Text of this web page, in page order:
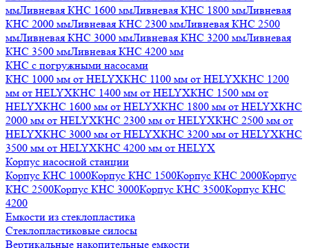
ммЛивневая КНС 1600 ммЛивневая КНС 1800 ммЛивневая
КНС 2000 ммЛивневая КНС 2300 ммЛивневая КНС 2500
ммЛивневая КНС 3000 ммЛивневая КНС 3200 ммЛивневая
КНС 3500 ммЛивневая КНС 4200 мм
КНС с погружными насосами
КНС 1000 мм от HELYXКНС 1100 мм от HELYXКНС 1200
мм от HELYXКНС 1400 мм от HELYXКНС 1500 мм от
HELYXКНС 1600 мм от HELYXКНС 1800 мм от HELYXКНС
2000 мм от HELYXКНС 2300 мм от HELYXКНС 2500 мм от
HELYXКНС 3000 мм от HELYXКНС 3200 мм от HELYXКНС
3500 мм от HELYXКНС 4200 мм от HELYX
Корпус насосной станции
Корпус КНС 1000Корпус КНС 1500Корпус КНС 2000Корпус
КНС 2500Корпус КНС 3000Корпус КНС 3500Корпус КНС
4200
Емкости из стеклопластика
Стеклопластиковые силосы
Вертикальные накопительные емкости